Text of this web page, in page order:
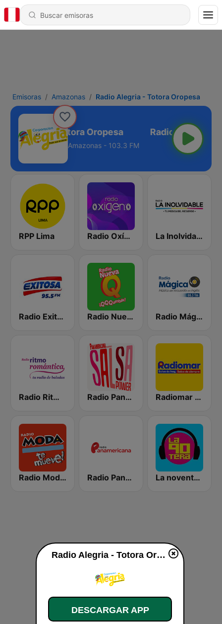
Emisoras Amazonas Radio Alegria - Totora Oropesa
Alegria - Totora Oropesa
Amazonas - 103.3 FM
RPP Lima Radio Oxígeno La Inolvidable
Radio Exitosa Radio Nueva Q Radio Mágica 88.3 FM
Radio Ritmo Romántica Radio Panamericana - Salsa Power Radiomar 106.3 FM
Radio Moda FM 97.3 Radio Panamericana La noventera
Radio Alegria - Totora Oropesa en vivo
DESCARGAR APP